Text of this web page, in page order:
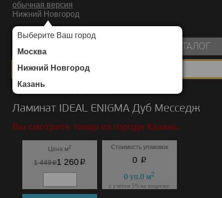
обычная версия
Нижний Новгород
Выберите Ваш город
Москва
Нижний Новгород
Казань
ИНТЕРНЕТ-МАГАЗИН НАПОЛЬНЫХ ПОКРЫТИЙ
КАТАЛОГ
Каталог/Ламинат/IDEAL/ENIGMA
Ламинат IDEAL ENIGMA Дуб Месседж
Вы смотрите товар из города Казань.
Цена м2
1 449p1 260p
Стоимость упаковок
0 p
0 уп.0 м2
с учётом 5% на подрезку